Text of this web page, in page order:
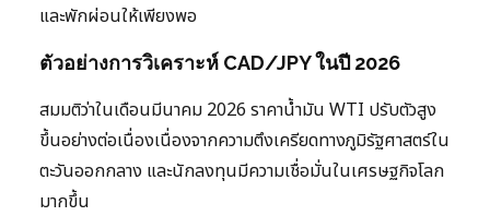
และพักผ่อนให้เพียงพอ
ตัวอย่างการวิเคราะห์ CAD/JPY ในปี 2026
สมมติว่าในเดือนมีนาคม 2026 ราคาน้ำมัน WTI ปรับตัวสูง
ขึ้นอย่างต่อเนื่องเนื่องจากความตึงเครียดทางภูมิรัฐศาสตร์ใน
ตะวันออกกลาง และนักลงทุนมีความเชื่อมั่นในเศรษฐกิจโลก
มากขึ้น